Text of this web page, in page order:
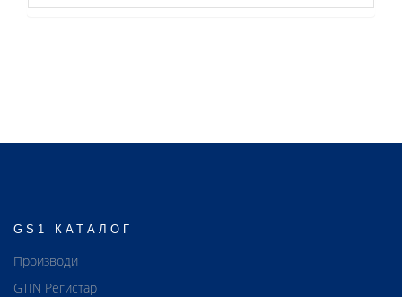
GS1 КАТАЛОГ
Производи
GTIN Регистар